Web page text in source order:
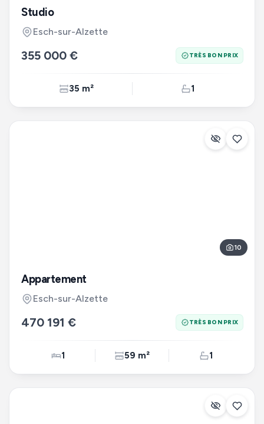
Studio
Esch-sur-Alzette
355 000 € TRÈS BON PRIX
35 m² 1
10
Appartement
Esch-sur-Alzette
470 191 € TRÈS BON PRIX
1 59 m² 1